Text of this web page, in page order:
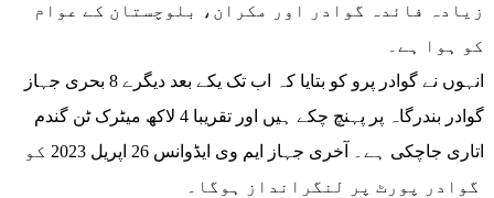
زیادہ فائدہ گوادر اور مکران، بلوچستان کے عوام
کو ہوا ہے۔
انہوں نے گوادر پرو کو بتایا کہ اب تک یکے بعد دیگرے 8 بحری جہاز
گوادر بندرگاہ پر پہنچ چکے ہیں اور تقریبا 4 لاکھ میٹرک ٹن گندم
اتاری جاچکی ہے۔ آخری جہاز ایم وی ایڈوانس 26 اپریل 2023 کو